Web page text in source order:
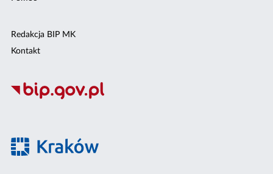
Redakcja BIP MK
Kontakt